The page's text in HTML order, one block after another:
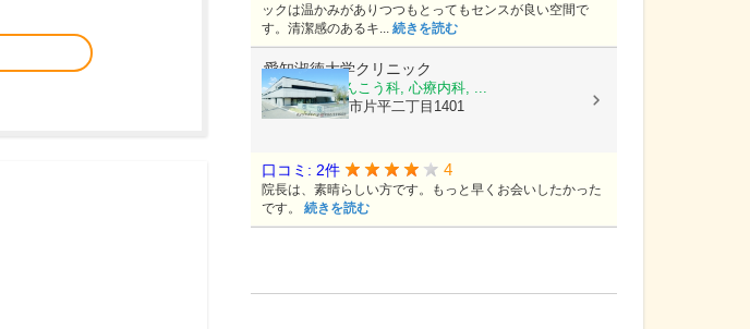
ックは温かみがありつつもとってもセンスが良い空間で
す。清潔感のあるキ... 続きを読む
愛知淑徳大学クリニック
眼科, 耳鼻いんこう科, 心療内科, ...
愛知県長久手市片平二丁目1401
口コミ: 2件 4
院長は、素晴らしい方です。もっと早くお会いしたかった
です。 続きを読む